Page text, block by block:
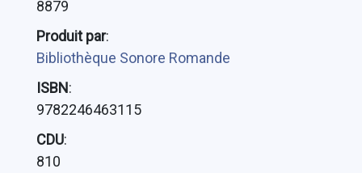
8879
Produit par:
Bibliothèque Sonore Romande
ISBN:
9782246463115
CDU:
810